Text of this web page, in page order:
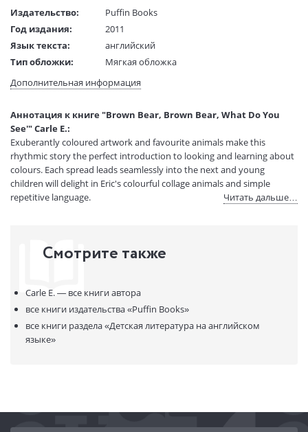
Издательство:
Puffin Books
Год издания:
2011
Язык текста:
английский
Тип обложки:
Мягкая обложка
Размеры в мм
(ДхШхВ):
253x204x3
Страниц:
32
Код товара:
50010070
Артикул:
11263040
ISBN:
9780141501598
В продаже с:
12.11.2020
Дополнительная информация
Аннотация к книге "Brown Bear, Brown Bear, What Do You
See'" Carle E.:
Exuberantly coloured artwork and favourite animals make this
rhythmic story the perfect introduction to looking and learning about
colours. Each spread leads seamlessly into the next and young
children will delight in Eric's colourful collage animals and simple
repetitive language.
Читать дальше…
Смотрите также
Carle E. — все книги автора
все книги издательства«Puffin Books»
все книги раздела«Детская литература на английском
языке»